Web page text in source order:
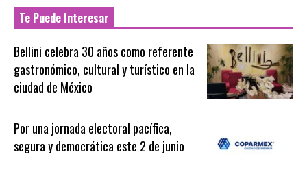
Te Puede Interesar
Bellini celebra 30 años como referente
gastronómico, cultural y turístico en la
ciudad de México
Por una jornada electoral pacífica,
segura y democrática este 2 de junio